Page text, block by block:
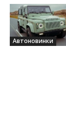
Автоновинки